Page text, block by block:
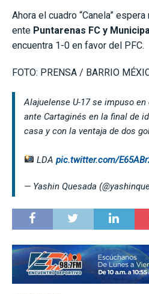
Ahora el cuadro “Canela”
ente Puntarenas FC y
encuentra 1-0 en favor del PFC.
FOTO: PRENSA / BARRIO
Alajuelense U-17 se impuso
ante Cartaginés en la final de
casa y con la ventaja de dos
LDApic.twitter.com/
— Yashin Quesada